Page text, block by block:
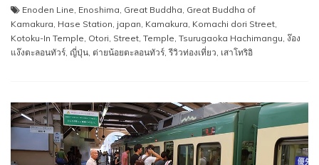
Enoden Line, Enoshima, Great Buddha, Great Buddha of
Kamakura, Hase Station, japan, Kamakura, Komachi dori Street,
Kotoku-In Temple, Otori, Street, Temple, Tsurugaoka Hachimangu, ง๊อง
แง๊งตะลอนทัวร์, ญี่ปุ่น, ต่ายน้อยตะลอนทัวร์,รีวิวท่องเที่ยว, เสาโทริอิ